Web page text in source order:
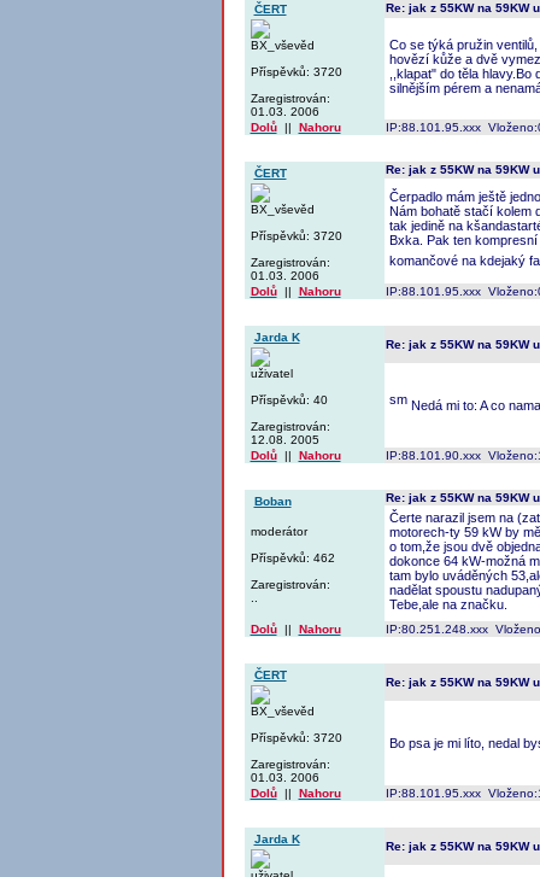
ČERT
BX_vševěd
Příspěvků: 3720
Zaregistrován:
01.03. 2006
Re: jak z 55KW na 59KW
Co se týká pružin
hovězí kůže a dvě
,,klapat" do těla
silnějším pérem a
Dolů|| Nahoru IP:88.101.95.xxx
ČERT
BX_vševěd
Příspěvků: 3720
Zaregistrován:
01.03. 2006
Re: jak z 55KW na 59KW
Čerpadlo mám ještě
Nám bohatě stačí kolem
tak jedině na
Bxka. Pak ten
komančové na kdejaký
Dolů|| Nahoru IP:88.101.95.xxx
Jarda K
uživatel
Příspěvků: 40
Zaregistrován:
12.08. 2005
Re: jak z 55KW na 59KW
Nedá mi to: A co
Dolů|| Nahoru IP:88.101.90.xxx
Boban
moderátor
Příspěvků: 462
Zaregistrován:
Re: jak z 55KW na 59KW
Čerte narazil jsem na
motorech-ty 59 kW by
o tom,že jsou dvě
dokonce 64 kW-možná
tam bylo uváděných
nadělat spoustu
Tebe,ale na značku.
Dolů|| Nahoru IP:80.251.248.xxx
ČERT
BX_vševěd
Příspěvků: 3720
Zaregistrován:
01.03. 2006
Re: jak z 55KW na 59KW
Bo psa je mi líto, nedal
Dolů|| Nahoru IP:88.101.95.xxx
Jarda K
Re: jak z 55KW na 59KW